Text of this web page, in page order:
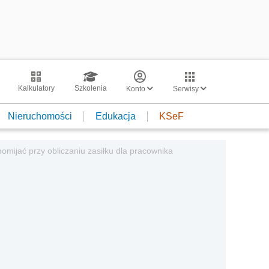
Kalkulatory Szkolenia Konto Serwisy
Nieruchomości Edukacja KSeF
przy obliczaniu zasiłku dla pracownika